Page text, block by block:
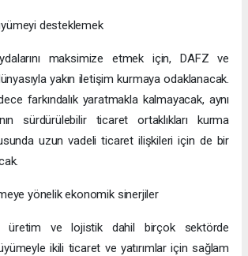
desteklemek
maksimize etmek için, DAFZ ve
yakın iletişim kurmaya odaklanacak.
farkındalık yaratmakla kalmayacak, aynı
sürdürülebilir ticaret ortaklıkları kurma
uzun vadeli ticaret ilişkileri için de bir
yönelik ekonomik sinerjiler
üretim ve lojistik dahil birçok sektörde
ikili ticaret ve yatırımlar için sağlam